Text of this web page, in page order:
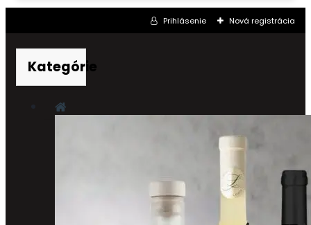
Prihlásenie Nová registrácia
Kategórie